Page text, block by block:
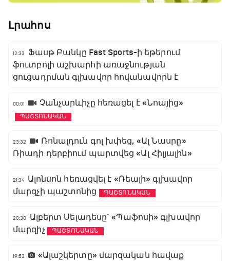
Լրահոս
12:33
Ֆասթ Բանկը Fast Sports-ի եթերում
ֆուտբոլի աշխարհի առաջնության
ցուցադրման գլխավոր հովանավորն է
00:01 Չանչարևիչը հեռացել է «Նոայից»
ՊԱՇՏՈՆԱԿԱՆ
23:32
Ռոնալդուն գոլ խփեց, «Ալ Նասրը»
Ռիադի դերբիում պարտվեց «Ալ Հիլյալին»
21:34 Ալոնսոն հեռացվել է «Ռեալի» գլխավոր
մարզչի պաշտոնից
ՊԱՇՏՈՆԱԿԱՆ
20:30
Ալբերտ Սելադեսը` «Պաֆոսի» գլխավոր
մարզիչ
ՊԱՇՏՈՆԱԿԱՆ
19:53
«Ալաշկերտը» մարզական հավաք